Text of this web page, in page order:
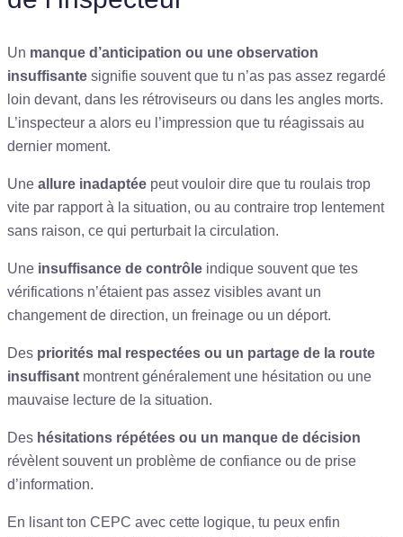
Un manque d’anticipation ou une observation
insuffisante signifie souvent que tu n’as pas assez regardé
loin devant, dans les rétroviseurs ou dans les angles morts.
L’inspecteur a alors eu l’impression que tu réagissais au
dernier moment.
Une allure inadaptée peut vouloir dire que tu roulais trop
vite par rapport à la situation, ou au contraire trop lentement
sans raison, ce qui perturbait la circulation.
Une insuffisance de contrôle indique souvent que tes
vérifications n’étaient pas assez visibles avant un
changement de direction, un freinage ou un déport.
Des priorités mal respectées ou un partage de la route
insuffisant montrent généralement une hésitation ou une
mauvaise lecture de la situation.
Des hésitations répétées ou un manque de décision
révèlent souvent un problème de confiance ou de prise
d’information.
En lisant ton CEPC avec cette logique, tu peux enfin